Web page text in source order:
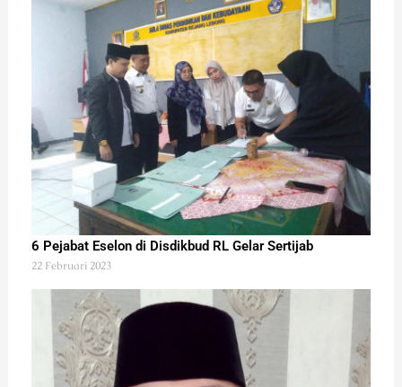
6 Pejabat Eselon di Disdikbud RL Gelar Sertijab
22 Februari 2023